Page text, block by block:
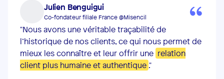
Julien Benguigui
Co-fondateur filiale France @Misencil
"Nous avons une véritable traçabilité de
l’historique de nos clients, ce qui nous permet de
mieux les connaître et leur offrir une relation
client plus humaine et authentique ."